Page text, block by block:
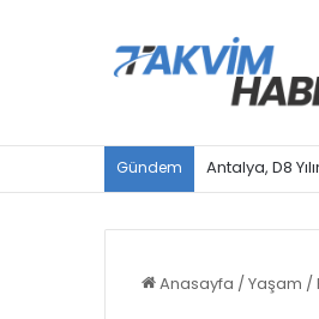
Gündem Antalya, D8
Anasayfa /Yaşam /